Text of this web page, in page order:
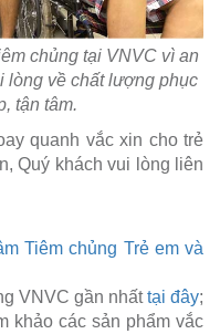
chủng tại VNVC vì an
lòng về chất lượng phục
tận tâm.
quanh vắc xin cho trẻ
Quý khách vui lòng liên
Tiêm chủng Trẻ em và
VNVC gần nhấttại đây;
khảo các sản phẩm vắc